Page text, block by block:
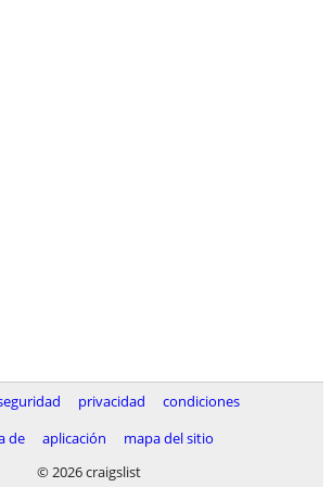
privacidad
condiciones
de
aplicación
mapa del sitio
© 2026 craigslist